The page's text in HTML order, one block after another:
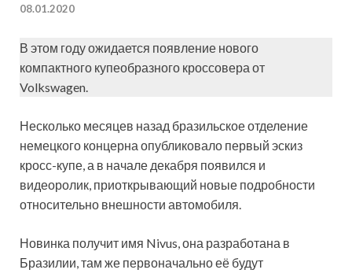
08.01.2020
В этом году ожидается появление нового
компактного купеобразного кроссовера от
Volkswagen.
Несколько месяцев назад бразильское отделение
немецкого концерна опубликовало первый эскиз
кросс-купе, а в начале декабря появился и
видеоролик, приоткрывающий новые подробности
относительно внешности автомобиля.
Новинка получит имя Nivus, она разработана в
Бразилии, там же первоначально её будут